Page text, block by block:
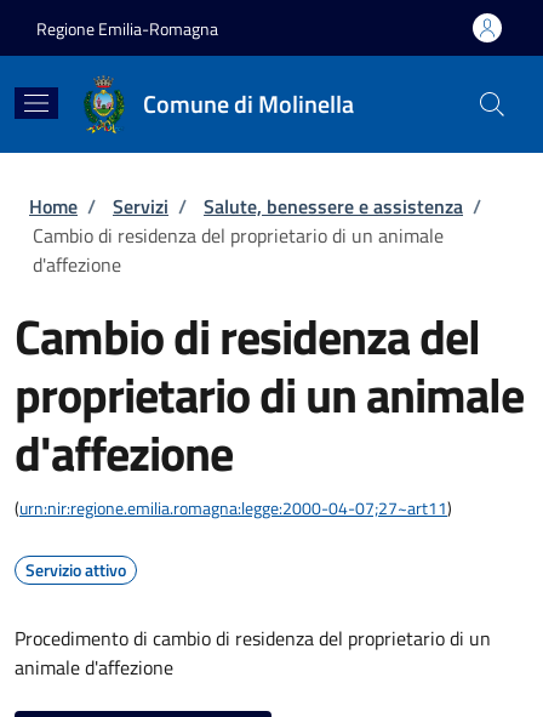
Regione Emilia-Romagna
Comune di Molinella
Briciole di pane
Home / Servizi / Salute, benessere e assistenza /
Cambio di residenza del proprietario di un animale
d'affezione
Cambio di residenza del
proprietario di un animale
d'affezione
(urn:nir:regione.emilia.romagna:legge:2000-04-07;27~art11)
Servizio attivo
Procedimento di cambio di residenza del proprietario di un
animale d'affezione